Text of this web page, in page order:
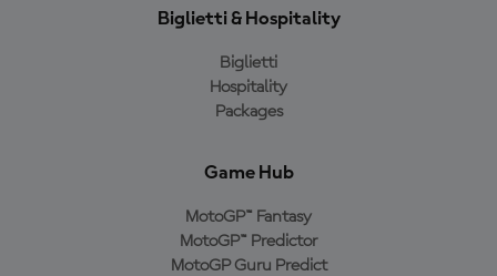
Biglietti & Hospitality
Biglietti
Hospitality
Packages
Game Hub
MotoGP™ Fantasy
MotoGP™ Predictor
MotoGP Guru Predict